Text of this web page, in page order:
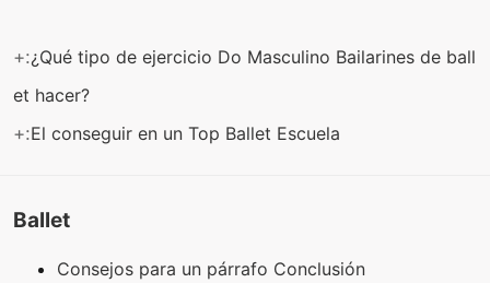
+:¿Qué tipo de ejercicio Do Masculino Bailarines de ball
et hacer?
+:El conseguir en un Top Ballet Escuela
Ballet
Consejos para un párrafo Conclusión